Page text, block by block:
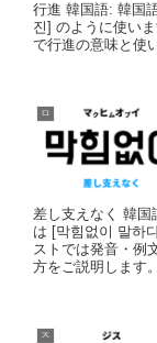
行進 韓国語: 韓国
진] のように使い
で行進の意味と使
ㅁ
差し支えなく 韓国
は [막힘없이 말하
ストでは発音・例
方をご説明します。
ㅈ